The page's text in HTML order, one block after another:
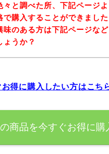
々と調べた所、下記ページ
で購入することができまし
味のある方は下記ページな
ょうか？
得に購入したい方はこち
商品を今すぐお得に購